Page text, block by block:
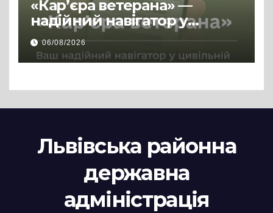
«Кар’єра ветерана» —
надійний навігатор у
цивільній професії
06/08/2026
Львівська районна
державна
адміністрація